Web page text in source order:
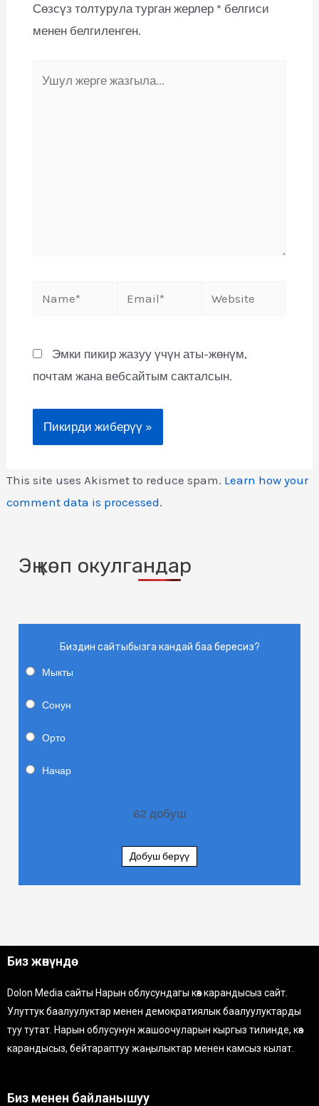
Сөзсүз толтурула турган жерлер * белгиси
менен белгиленген.
Эмки пикир жазуу үчүн аты-жөнүм,
почтам жана вебсайтым сакталсын.
This site uses Akismet to reduce spam. Learn how your
comment data is processed.
Эң көп окулгандар
Биздин сайтыбызга кандай баа бересиз?
Мыкты
Сонун
Орто
Начар
62 добуш
Добуш берүү
Биз жөнүндө
Dolon Media сайты Нарын облусундагы көз карандысыз сайт.
Улуттук баалуулуктар менен демократиялык баалуулуктарды
туу тутат. Нарын облусунун жашоочуларын кыргыз тилинде, көз
карандысыз, бейтараптуу жаңылыктар менен камсыз кылат.
Биз менен байланышуу